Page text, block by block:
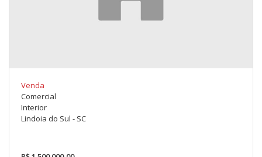
Venda
Comercial
Interior
Lindoia do Sul - SC